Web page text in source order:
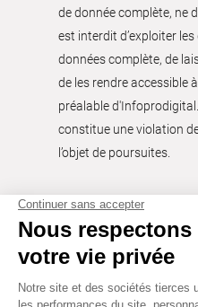
de donnée complète, ne
est interdit d’exploiter
données complète, de
de les rendre accessible
préalable
constitue une violation
l’objet de poursuites.